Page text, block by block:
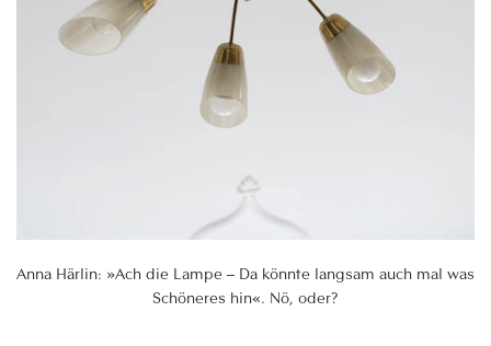
Anna Härlin: »Ach die Lampe – Da könnte langsam auch mal was
Schöneres hin«. Nö, oder?